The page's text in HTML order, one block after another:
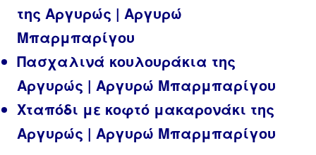
της Αργυρώς | Αργυρώ
Μπαρμπαρίγου
Πασχαλινά κουλουράκια της
Αργυρώς | Αργυρώ Μπαρμπαρίγου
Χταπόδι με κοφτό μακαρονάκι της
Αργυρώς | Αργυρώ Μπαρμπαρίγου